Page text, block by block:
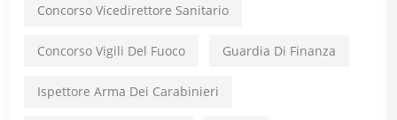
Concorso Vicedirettore Sanitario
Concorso Vigili Del Fuoco Guardia Di Finanza
Ispettore Arma Dei Carabinieri